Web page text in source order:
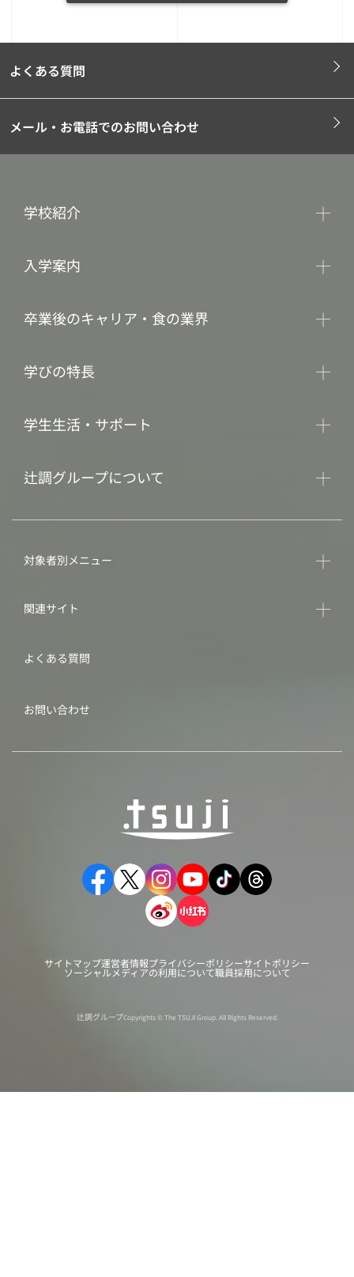
よくある質問
メール・お電話でのお問い合わせ
学校紹介
入学案内
卒業後のキャリア・食の業界
学びの特長
学生生活・サポート
辻調グループについて
対象者別メニュー
関連サイト
よくある質問
お問い合わせ
サイトマップ運営者情報プライバシーポリシーサイトポリシー
ソーシャルメディアの利用について職員採用について
辻調グループCopyrights © The TSUJI Group. All Rights Reserved.